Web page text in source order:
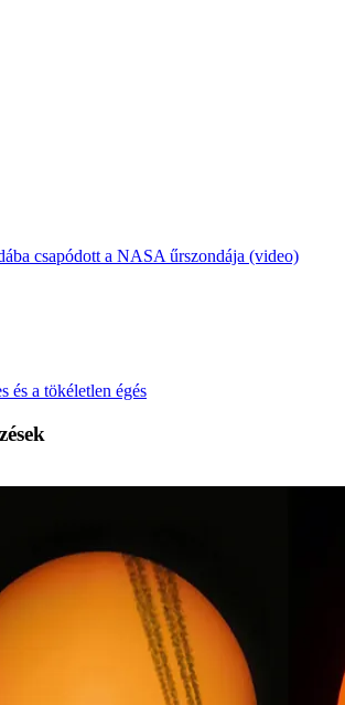
csapódott a NASA űrszondája (video)
és a tökéletlen égés